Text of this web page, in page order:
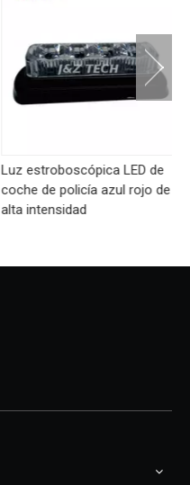
Luz estroboscópica LED de
coche de policía azul rojo de
alta intensidad